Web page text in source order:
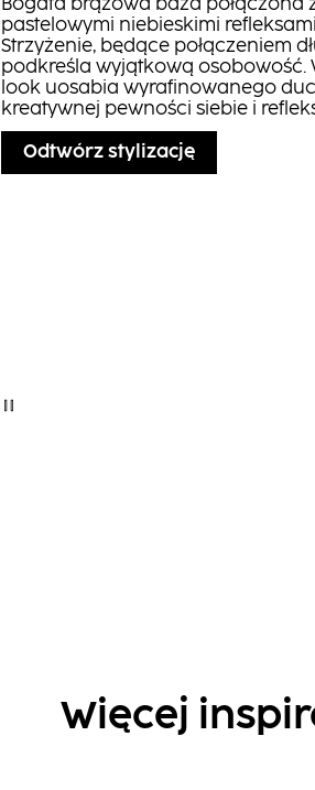
Bogata brązowa baza połączona
pastelowymi niebieskimi
Strzyżenie, będące połączeniem
podkreśla wyjątkową osobowość.
look uosabia wyrafinowanego
kreatywnej pewności siebie i
Odtwórz stylizację
Więcej